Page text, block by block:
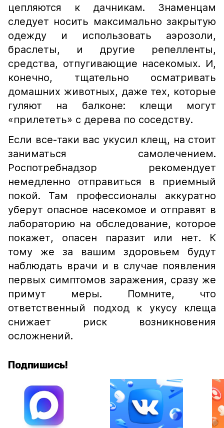
цепляются к дачникам. Знаменцам
следует носить максимально закрытую
одежду и использовать аэрозоли,
браслеты, и другие репелленты,
средства, отпугивающие насекомых. И,
конечно, тщательно осматривать
домашних животных, даже тех, которые
гуляют на балконе: клещи могут
«прилететь» с дерева по соседству.
Если все-таки вас укусил клещ, на стоит
заниматься самолечением.
Роспотребнадзор рекомендует
немедленно отправиться в приемный
покой. Там профессионалы аккуратно
уберут опасное насекомое и отправят в
лабораторию на обследование, которое
покажет, опасен паразит или нет. К
тому же за вашим здоровьем будут
наблюдать врачи и в случае появления
первых симптомов заражения, сразу же
примут меры. Помните, что
ответственный подход к укусу клеща
снижает риск возникновения
осложнений.
Подпишись!